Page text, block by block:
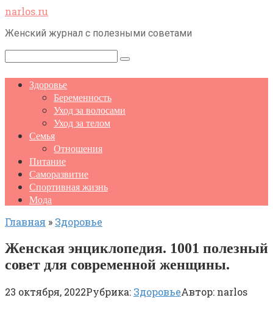
Перейти
контенту
narlos.ru
Женский журнал с полезными советами
Поиск:
Здоровье
Беременность
Уход за волосами
Уход за телом
Семья
Отношения
Питание
Саморазвитие
Спортивная жизнь
Мода
Главная » Здоровье
Женская энциклопедия. 1001 полезный
совет для современной женщины.
23 октября, 2022Рубрика: ЗдоровьеАвтор: narlos